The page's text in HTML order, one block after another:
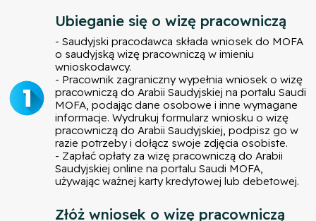
Ubieganie się o wizę pracowniczą
- Saudyjski pracodawca składa wniosek do MOFA
o saudyjską wizę pracowniczą w imieniu
wnioskodawcy.
- Pracownik zagraniczny wypełnia wniosek o wizę
pracowniczą do Arabii Saudyjskiej na portalu Saudi
MOFA, podając dane osobowe i inne wymagane
informacje. Wydrukuj formularz wniosku o wizę
pracowniczą do Arabii Saudyjskiej, podpisz go w
razie potrzeby i dołącz swoje zdjęcia osobiste.
- Zapłać opłaty za wizę pracowniczą do Arabii
Saudyjskiej online na portalu Saudi MOFA,
używając ważnej karty kredytowej lub debetowej.
Złóż wniosek o wizę pracowniczą